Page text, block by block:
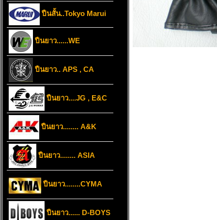
ปืนสั้น..Tokyo Marui
ปืนยาว......WE
ปืนยาว.. APS , CA
ปืนยาว....JG , E&C
ปืนยาว........ A&K
ปืนยาว........ ASIA
ปืนยาว........CYMA
ปืนยาว...... D-BOYS